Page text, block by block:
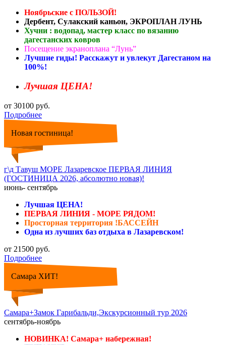
Ноябрьские с ПОЛЬЗОЙ!
Дербент, Сулакский каньон, ЭКРОПЛАН ЛУНЬ
Хучни : водопад, мастер класс по вязанию
дагестанских ковров
Посещение экраноплана “Лунь”
Лучшие гиды! Расскажут и увлекут Дагестаном на
100%!
Лучшая ЦЕНА!
от 30100 руб.
Подробнее
Новая гостиница!
г\д Тавуш МОРЕ Лазаревское ПЕРВАЯ ЛИНИЯ
(ГОСТИНИЦА 2026, абсолютно новая)!
июнь- сентябрь
Лучшая ЦЕНА!
ПЕРВАЯ ЛИНИЯ - МОРЕ РЯДОМ!
Просторная территория !БАССЕЙН
Одна из лучших баз отдыха в Лазаревском!
от 21500 руб.
Подробнее
Самара ХИТ!
Самара+Замок Гарибальди,Экскурсионный тур 2026
сентябрь-ноябрь
НОВИНКА! Самара+ набережная!